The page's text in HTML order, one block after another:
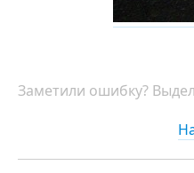
Заметили ошибку?